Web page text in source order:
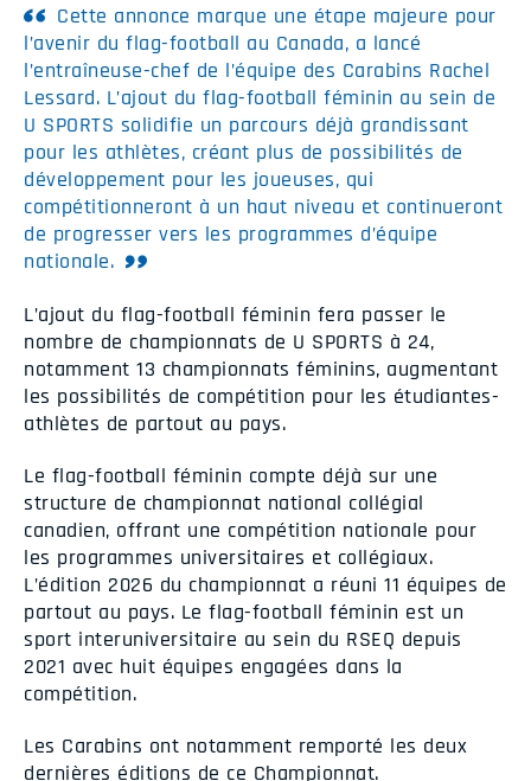
Cette annonce marque une étape majeure pour
l’avenir du flag-football au Canada, a lancé
l’entraîneuse-chef de l’équipe des Carabins Rachel
Lessard. L’ajout du flag-football féminin au sein de
U SPORTS solidifie un parcours déjà grandissant
pour les athlètes, créant plus de possibilités de
développement pour les joueuses, qui
compétitionneront à un haut niveau et continueront
de progresser vers les programmes d’équipe
nationale.
L’ajout du flag-football féminin fera passer le
nombre de championnats de U SPORTS à 24,
notamment 13 championnats féminins, augmentant
les possibilités de compétition pour les étudiantes-
athlètes de partout au pays.
Le flag-football féminin compte déjà sur une
structure de championnat national collégial
canadien, offrant une compétition nationale pour
les programmes universitaires et collégiaux.
L’édition 2026 du championnat a réuni 11 équipes de
partout au pays. Le flag-football féminin est un
sport interuniversitaire au sein du RSEQ depuis
2021 avec huit équipes engagées dans la
compétition.
Les Carabins ont notamment remporté les deux
dernières éditions de ce Championnat.